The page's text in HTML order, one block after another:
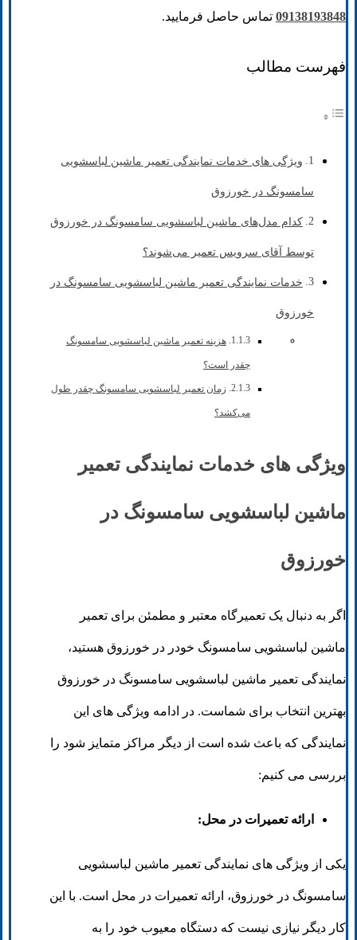
09138193848 تماس حاصل فرمایید.
فهرست مطالب
ویژگی های خدمات نمایندگی تعمیر ماشین لباسشویی
سامسونگ در خورزوق
کدام مدل‌های ماشین لباسشویی سامسونگ در خورزوق
توسط آقای سرویس تعمیر می‌شوند؟
خدمات نمایندگی تعمیر ماشین لباسشویی سامسونگ در
خورزوق
هزینه تعمیر ماشین لباسشویی سامسونگ
چقدر است؟
زمان تعمیر لباسشویی سامسونگ چقدر طول
می‌کشد؟
ویژگی های خدمات نمایندگی تعمیر
ماشین لباسشویی سامسونگ در
خورزوق
اگر به دنبال یک تعمیرگاه معتبر و مطمئن برای تعمیر
ماشین لباسشویی سامسونگ خودر در خورزوق هستید،
نمایندگی تعمیر ماشین لباسشویی سامسونگ در خورزوق
بهترین انتخاب برای شماست. در ادامه ویژگی های این
نمایندگی که باعث شده است از دیگر مراکز متمایز شود را
بررسی می کنیم:
ارائه تعمیرات در محل:
یکی از ویژگی های نمایندگی تعمیر ماشین لباسشویی
سامسونگ در خورزوق، ارائه تعمیرات در محل است. با این
کار دیگر نیازی نیست که دستگاه معیوب خود را به